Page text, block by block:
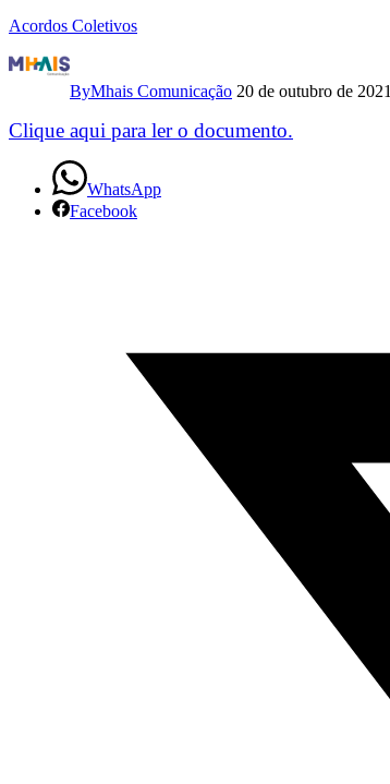
Acordos Coletivos
Acordo
Coletivo
de
Trabalho
ByMhais Comunicação 20 de outubro de 2021
Clique aqui para ler o documento.
WhatsApp
Facebook